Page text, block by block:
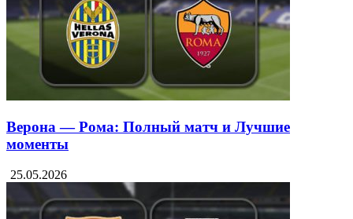
Верона — Рома: Полный матч и Лучшие
моменты
25.05.2026